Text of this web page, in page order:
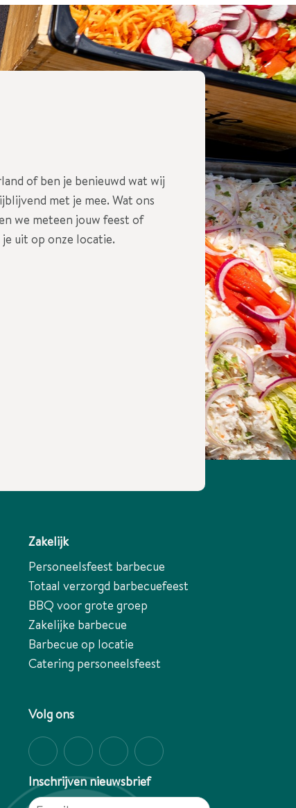
of ben je benieuwd wat wij
met je mee. Wat ons
we meteen jouw feest of
uit op onze locatie.
Zakelijk
Personeelsfeest barbecue
Totaal verzorgd barbecuefeest
BBQ voor grote groep
Zakelijke barbecue
Barbecue op locatie
Catering personeelsfeest
Volg ons
Inschrijven nieuwsbrief